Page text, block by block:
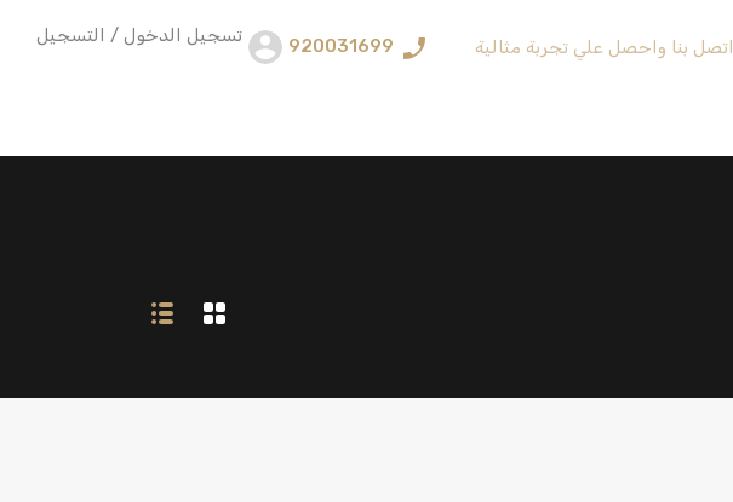
اتصل بنا واحصل علي تجربة مثالية 920031699
تسجيل الدخول / التسجيل